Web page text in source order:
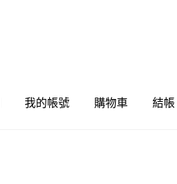
我的帳號 購物車 結帳